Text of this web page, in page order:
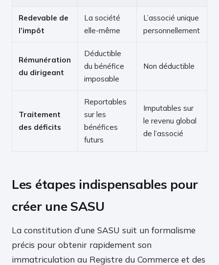
Redevable de
l’impôt
La société
elle-même
L’associé unique
personnellement
Rémunération
du dirigeant
Déductible
du bénéfice
imposable
Non déductible
Traitement
des déficits
Reportables
sur les
bénéfices
futurs
Imputables sur
le revenu global
de l’associé
Les étapes indispensables pour
créer une SASU
La constitution d’une SASU suit un formalisme
précis pour obtenir rapidement son
immatriculation au Registre du Commerce et des